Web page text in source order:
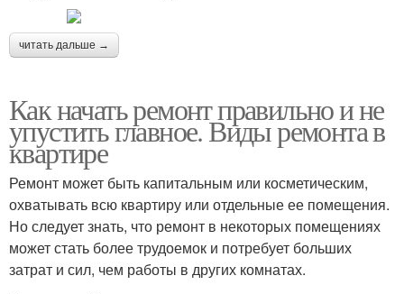
читать дальше →
Как начать ремонт правильно и не
упустить главное. Виды ремонта в
квартире
Ремонт может быть капитальным или косметическим,
охватывать всю квартиру или отдельные ее помещения.
Но следует знать, что ремонт в некоторых помещениях
может стать более трудоемок и потребует больших
затрат и сил, чем работы в других комнатах.